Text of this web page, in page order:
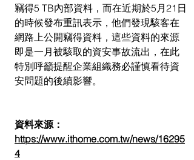
竊得5 TB內部資料，而在近期於5月21日
的時候發布重訊表示，他們發現駭客在
網路上公開竊得資料，這些資料的來源
即是一月被駭取的資安事故流出，在此
特別呼籲提醒企業組織務必謹慎看待資
安問題的後續影響。
資料來源：
https://www.ithome.com.tw/news/16295
4